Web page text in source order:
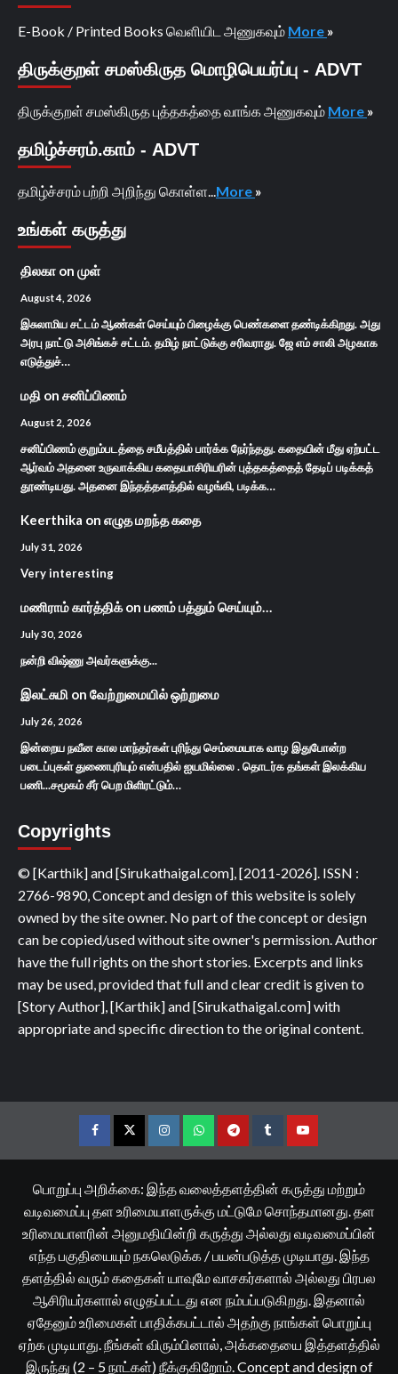
E-Book / Printed Books வெளியிட அணுகவும் More »
திருக்குறள் சமஸ்கிருத மொழிபெயர்ப்பு - ADVT
திருக்குறள் சமஸ்கிருத புத்தகத்தை வாங்க அணுகவும் More »
தமிழ்ச்சரம்.காம் - ADVT
தமிழ்ச்சரம் பற்றி அறிந்து கொள்ள... More »
உங்கள் கருத்து
திலகா on முள்
August 4, 2026
இசுலாமிய சட்டம் ஆண்கள் செய்யும் பிழைக்கு பெண்களை தண்டிக்கிறது. அது
அரபு நாட்டு அசிங்கச் சட்டம். தமிழ் நாட்டுக்கு சரிவராது. ஜே எம் சாலி அழகாக
எடுத்துச்…
மதி on சனிப்பிணம்
August 2, 2026
சனிப்பிணம் குறும்படத்தை சமீபத்தில் பார்க்க நேர்ந்தது. கதையின் மீது ஏற்பட்ட
ஆர்வம் அதனை உருவாக்கிய கதையாசிரியரின் புத்தகத்தைத் தேடிப் படிக்கத்
தூண்டியது. அதனை இந்தத்தளத்தில் வழங்கி, படிக்க…
Keerthika on எழுத மறந்த கதை
July 31, 2026
Very interesting
மணிராம் கார்த்திக்on பணம் பத்தும் செய்யும்…
July 30, 2026
நன்றி விஷ்ணு அவர்களுக்கு...
இலட்சுமி on வேற்றுமையில் ஒற்றுமை
July 26, 2026
இன்றைய நவீன கால மாந்தர்கள் புரிந்து செம்மையாக வாழ இதுபோன்ற
படைப்புகள் துணைபுரியும் என்பதில் ஐயமில்லை . தொடர்க தங்கள் இலக்கிய
பணி...சமூகம் சீர் பெற மிளிரட்டும்…
Copyrights
© [Karthik] and [Sirukathaigal.com], [2011-2026]. ISSN :
2766-9890, Concept and design of this website is solely
owned by the site owner. No part of the concept or design
can be copied/used without site owner's permission. Author
have the full rights on the short stories. Excerpts and links
may be used, provided that full and clear credit is given to
[Story Author], [Karthik] and [Sirukathaigal.com] with
appropriate and specific direction to the original content.
FacebookTwitterInstagramWhatsappTelegramTumblrYouTube
பொறுப்பு அறிக்கை: இந்த வலைத்தளத்தின் கருத்து மற்றும்
வடிவமைப்பு தள உரிமையாளருக்கு மட்டுமே சொந்தமானது. தள
உரிமையாளரின் அனுமதியின்றி கருத்து அல்லது வடிவமைப்பின்
எந்த பகுதியையும் நகலெடுக்க / பயன்படுத்த முடியாது. இந்த
தளத்தில் வரும் கதைகள் யாவுமே வாசகர்களால் அல்லது பிரபல
ஆசிரியர்களால் எழுதப்பட்டது என நம்பப்படுகிறது. இதனால்
ஏதேனும் உரிமைகள் பாதிக்கபட்டால் அதற்கு நாங்கள் பொறுப்பு
ஏற்க முடியாது. நீங்கள் விரும்பினால், அக்கதையை இத்தளத்தில்
இருந்து (2 – 5 நாட்கள்) நீக்குகிறோம். Concept and design of